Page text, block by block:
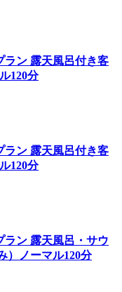
ラン 露天風呂付き客
120分
ラン 露天風呂付き客
120分
ラン 露天風呂・サウ
）ノーマル120分